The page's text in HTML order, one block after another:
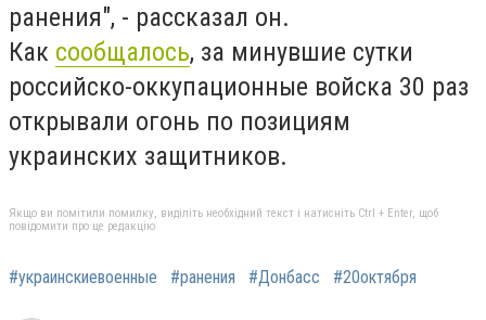
ранения", - рассказал он.
Как сообщалось, за минувшие сутки
российско-оккупационные войска 30 раз
открывали огонь по позициям
украинских защитников.
Якщо ви помітили помилку, виділіть необхідний текст і натисніть Ctrl + Enter, щоб
повідомити про це редакцію
#украинскиевоенные #ранения #Донбасс #20октября